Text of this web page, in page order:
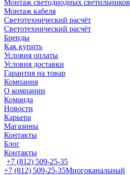
Монтаж светодиодных светильников
Монтаж кабеля
Светотехнический расчёт
Светотехнический расчёт
Бренды
Как купить
Условия оплаты
Условия доставки
Гарантия на товар
Компания
О компании
Команда
Новости
Карьера
Магазины
Контакты
Блог
Контакты
+7 (812) 509-25-35
+7 (812) 509-25-35Многоканальный